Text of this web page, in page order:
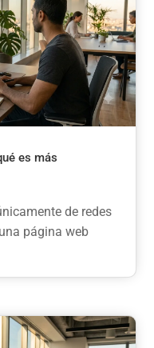
es más
de redes
página web